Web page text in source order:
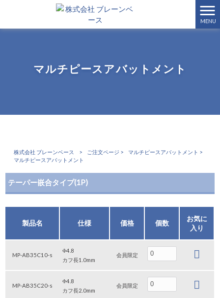
MENU
マルチピースアバットメント
株式会社 ブレーンベース > ご注文ページ > マルチピースアバットメント >
マルチピースアバットメント
テーパー嵌合タイプ(1P)
製品名 仕様 価格 個数
お気に
入り
MP-AB35C10-s
Φ4.8
カフ長1.0mm
会員限定
MP-AB35C20-s
Φ4.8
カフ長2.0mm
会員限定